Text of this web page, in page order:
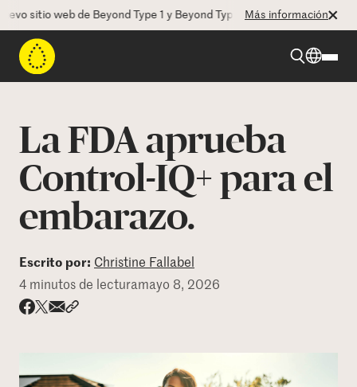
sitio web de Beyond Type 1 y Beyond Type 2! La CEO Deborah
Más información
Recursos
Programas
Quienes somos
DONAR
La FDA aprueba
Control-IQ+ para el
embarazo.
Escrito por: Christine Fallabel
4 minutos de lecturamayo 8, 2026